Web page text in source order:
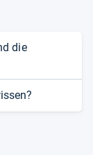
die